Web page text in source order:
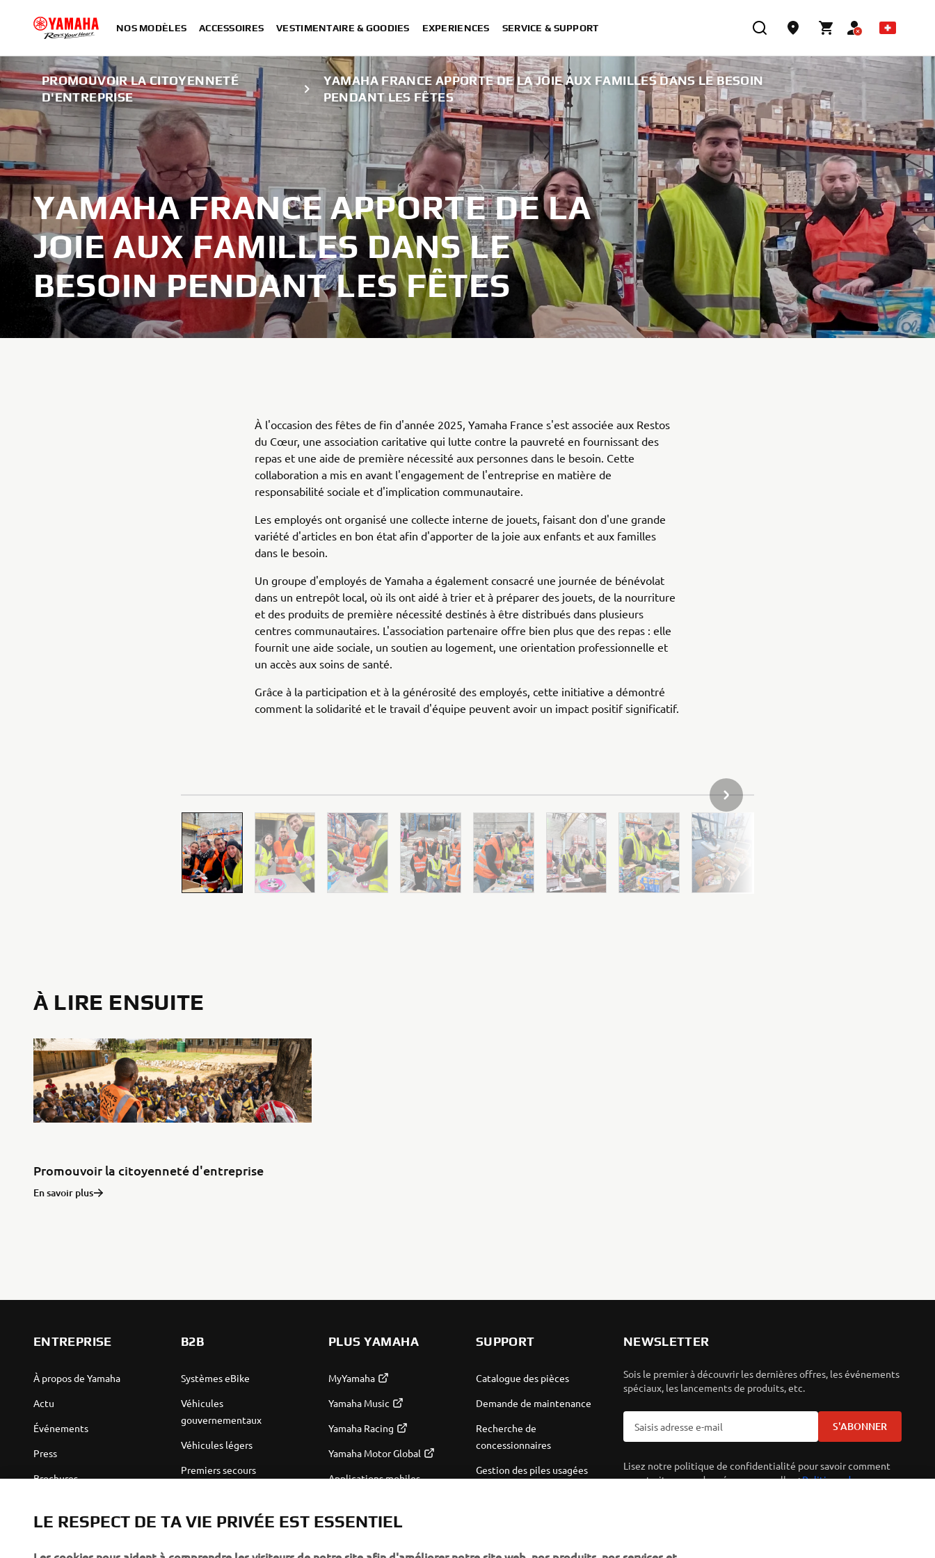
NOS MODÈLES ACCESSOIRES VESTIMENTAIRE & GOODIES EXPERIENCES SERVICE & SUPPORT
PROMOUVOIR LA CITOYENNETÉ
D'ENTREPRISE
YAMAHA FRANCE APPORTE DE LA JOIE AUX FAMILLES DANS LE BESOIN
PENDANT LES FÊTES
YAMAHA FRANCE APPORTE DE LA
JOIE AUX FAMILLES DANS LE
BESOIN PENDANT LES FÊTES
À l'occasion des fêtes de fin d'année 2025, Yamaha France s'est associée aux Restos
du Cœur, une association caritative qui lutte contre la pauvreté en fournissant des
repas et une aide de première nécessité aux personnes dans le besoin. Cette
collaboration a mis en avant l'engagement de l'entreprise en matière de
responsabilité sociale et d'implication communautaire.
Les employés ont organisé une collecte interne de jouets, faisant don d'une grande
variété d'articles en bon état afin d'apporter de la joie aux enfants et aux familles
dans le besoin.
Un groupe d'employés de Yamaha a également consacré une journée de bénévolat
dans un entrepôt local, où ils ont aidé à trier et à préparer des jouets, de la nourriture
et des produits de première nécessité destinés à être distribués dans plusieurs
centres communautaires. L'association partenaire offre bien plus que des repas : elle
fournit une aide sociale, un soutien au logement, une orientation professionnelle et
un accès aux soins de santé.
Grâce à la participation et à la générosité des employés, cette initiative a démontré
comment la solidarité et le travail d'équipe peuvent avoir un impact positif significatif.
ARTICLE SUIVANT DE LA GALERIE
À LIRE ENSUITE
Promouvoir la citoyenneté d'entreprise
En savoir plus
ENTREPRISE
À propos de Yamaha
Actu
Événements
Press
Brochures
Devenir concessionnaire
Politique de durabilité de
B2B
Systèmes eBike
Véhicules
gouvernementaux
Véhicules légers
Premiers secours
Politique en matière de
PLUS YAMAHA
MyYamaha
Yamaha Music
Yamaha Racing
Yamaha Motor Global
Applications mobiles
SUPPORT
Catalogue des pièces
Demande de maintenance
Recherche de
concessionnaires
Gestion des piles usagées
NEWSLETTER
Sois le premier à découvrir les dernières offres, les événements
spéciaux, les lancements de produits, etc.
S'ABONNER
Lisez notre politique de confidentialité pour savoir comment
nous traitons vos données personnelles :Politique de
LE RESPECT DE TA VIE PRIVÉE EST ESSENTIEL